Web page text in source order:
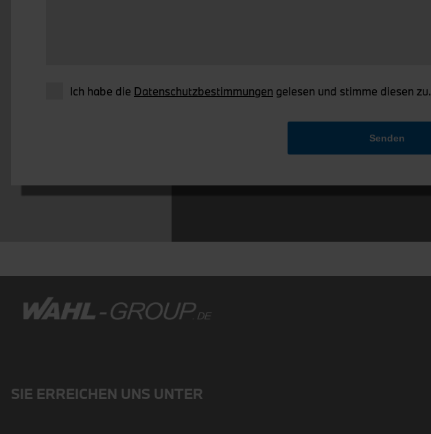
Ich habe die Datenschutzbestimmungen gelesen und stimme diesen zu.
Senden
SIE ERREICHEN UNS UNTER